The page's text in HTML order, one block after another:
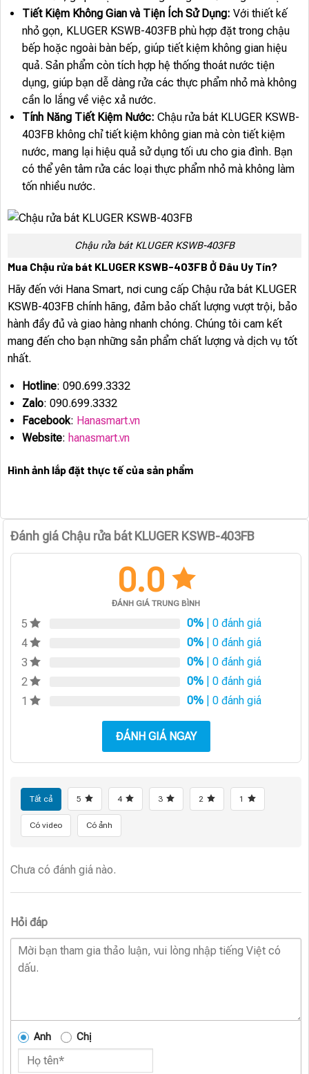
Tiết Kiệm Không Gian và Tiện Ích Sử Dụng: Với thiết kế
nhỏ gọn, KLUGER KSWB-403FB phù hợp đặt trong chậu
bếp hoặc ngoài bàn bếp, giúp tiết kiệm không gian hiệu
quả. Sản phẩm còn tích hợp hệ thống thoát nước tiện
dụng, giúp bạn dễ dàng rửa các thực phẩm nhỏ mà không
cần lo lắng về việc xả nước.
Tính Năng Tiết Kiệm Nước: Chậu rửa bát KLUGER KSWB-
403FB không chỉ tiết kiệm không gian mà còn tiết kiệm
nước, mang lại hiệu quả sử dụng tối ưu cho gia đình. Bạn
có thể yên tâm rửa các loại thực phẩm nhỏ mà không làm
tốn nhiều nước.
Chậu rửa bát KLUGER KSWB-403FB
Mua Chậu rửa bát KLUGER KSWB-403FB Ở Đâu Uy Tín?
Hãy đến với Hana Smart, nơi cung cấp Chậu rửa bát KLUGER
KSWB-403FB chính hãng, đảm bảo chất lượng vượt trội, bảo
hành đầy đủ và giao hàng nhanh chóng. Chúng tôi cam kết
mang đến cho bạn những sản phẩm chất lượng và dịch vụ tốt
nhất.
Hotline: 090.699.3332
Zalo: 090.699.3332
Facebook: Hanasmart.vn
Website: hanasmart.vn
Hình ảnh lắp đặt thực tế của sản phẩm
Đánh giá Chậu rửa bát KLUGER KSWB-403FB
0.0
ĐÁNH GIÁ TRUNG BÌNH
5 0% | 0 đánh giá
4
0% | 0 đánh giá
3
0% | 0 đánh giá
2
0% | 0 đánh giá
1
0% | 0 đánh giá
ĐÁNH GIÁ NGAY
Tất cả 5 4 3 2 1
Có video Có ảnh
Chưa có đánh giá nào.
Hỏi đáp
Anh Chị